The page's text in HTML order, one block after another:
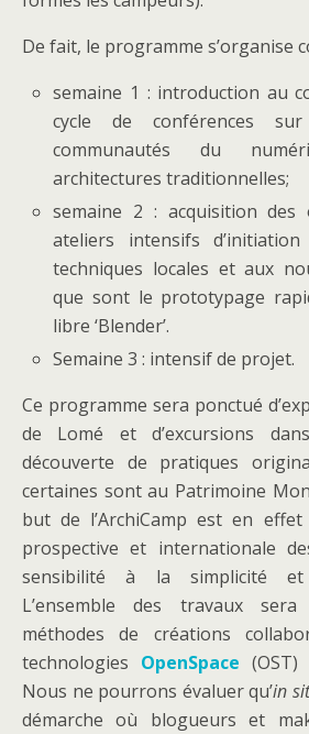
De fait, le programme s’organise
semaine 1 : introduction au
cycle de conférences
communautés du
architectures traditionnelles;
semaine 2 : acquisition des
ateliers intensifs
techniques locales et aux
que sont le prototypage
libre ‘Blender’.
Semaine 3 : intensif de projet.
Ce programme sera ponctué
de Lomé et d’excursions
découverte de pratiques
certaines sont au Patrimoine
but de l’ArchiCamp est en
prospective et internationale
sensibilité à la simplicité et
L’ensemble des travaux
méthodes de créations
technologies OpenSpace
Nous ne pourrons évaluer qu’in
démarche où blogueurs et